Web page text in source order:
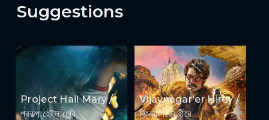
Suggestions
Project Hail Mary /
প্রকল্প হেইল মেরি
Vijaynagar'er Hirey /
বিজয়নগরের হীরে